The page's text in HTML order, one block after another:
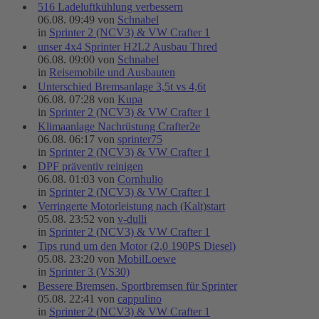
516 Ladeluftkühlung verbessern
06.08. 09:49 von Schnabel
in Sprinter 2 (NCV3) & VW Crafter 1
unser 4x4 Sprinter H2L2 Ausbau Thred
06.08. 09:00 von Schnabel
in Reisemobile und Ausbauten
Unterschied Bremsanlage 3,5t vs 4,6t
06.08. 07:28 von Kupa
in Sprinter 2 (NCV3) & VW Crafter 1
Klimaanlage Nachrüstung Crafter2e
06.08. 06:17 von sprinter75
in Sprinter 2 (NCV3) & VW Crafter 1
DPF präventiv reinigen
06.08. 01:03 von Cornhulio
in Sprinter 2 (NCV3) & VW Crafter 1
Verringerte Motorleistung nach (Kalt)start
05.08. 23:52 von v-dulli
in Sprinter 2 (NCV3) & VW Crafter 1
Tips rund um den Motor (2,0 190PS Diesel)
05.08. 23:20 von MobilLoewe
in Sprinter 3 (VS30)
Bessere Bremsen, Sportbremsen für Sprinter
05.08. 22:41 von cappulino
in Sprinter 2 (NCV3) & VW Crafter 1